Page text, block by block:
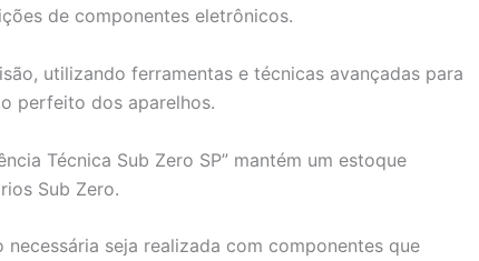
de componentes eletrônicos.
utilizando ferramentas e técnicas avançadas para
perfeito dos aparelhos.
Técnica Sub Zero SP” mantém um estoque
Sub Zero.
seja realizada com componentes que